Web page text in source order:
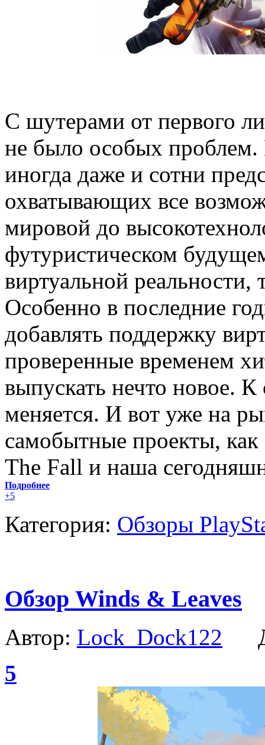
С шутерами от первого
не было особых проблем.
иногда даже и сотни
охватывающих все
мировой до
футуристическом
виртуальной реальности,
Особенно в последние
добавлять поддержку
проверенные временем
выпускать нечто новое.
меняется. И вот уже на
самобытные проекты,
The Fall и наша
Подробнее
+5
Категория: Обзоры
Обзор Winds & Leaves
Автор: Lock_Dock122
5